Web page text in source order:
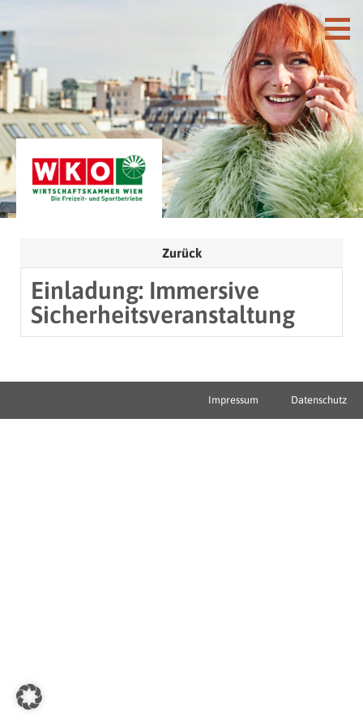
Zurück
Einladung: Immersive
Sicherheitsveranstaltung
Impressum Datenschutz